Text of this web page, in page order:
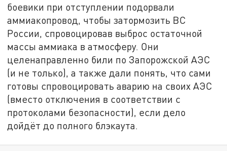
боевики при отступлении подорвали
аммиакопровод, чтобы затормозить ВС
России, спровоцировав выброс остаточной
массы аммиака в атмосферу. Они
целенаправленно били по Запорожской АЭС
(и не только), а также дали понять, что сами
готовы спровоцировать аварию на своих АЭС
(вместо отключения в соответствии с
протоколами безопасности), если дело
дойдёт до полного блэкаута.